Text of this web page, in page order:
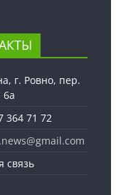
г. Ровно, пер.
6а
364 71 72
связь